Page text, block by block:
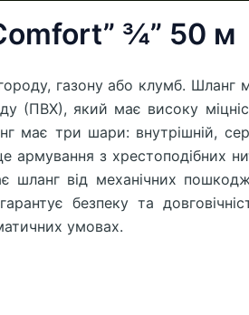
¾” 50 м
газону або клумб.
який має високу
три шари: внутрішній,
з хрестоподібних
шланг від механічних
безпеку та
умовах.